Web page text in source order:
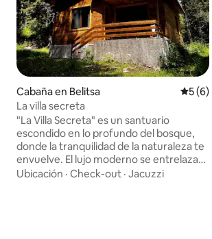
Cabaña en Belitsa
5 (6)
La villa secreta
"La Villa Secreta" es un santuario
escondido en lo profundo del bosque,
donde la tranquilidad de la naturaleza te
envuelve. El lujo moderno se entrelaza
con encanto rústico, que ofrece un
Ubicación · Check-out · Jacuzzi